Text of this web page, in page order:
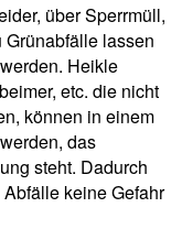
über Sperrmüll,
lassen
Heikle
etc. die nicht
können in einem
das
steht. Dadurch
keine Gefahr